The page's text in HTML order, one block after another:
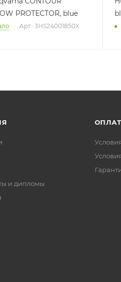
PROTECTOR, blue
Арт.: 3HS24001850X
и дипломы